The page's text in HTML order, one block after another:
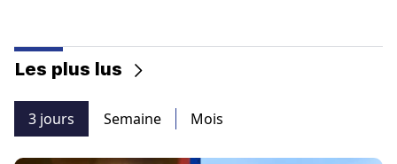
Les plus lus
3 jours Semaine Mois